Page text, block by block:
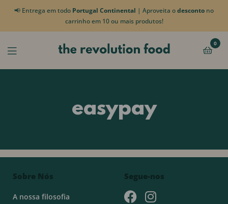
📢 Entrega em todo Portugal Continental | Aproveita odesconto no
carrinho em 10 ou mais produtos!
0
easypay
Sobre Nós
A nossa filosofia
Segue-nos